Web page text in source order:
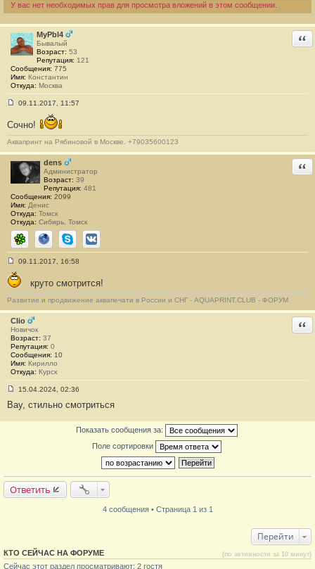
У вас нет необходимых прав для просмотра вложений в этом сообщении.
MyPbl4
Бывалый
Возраст: 53
Репутация: 121
Сообщения: 775
Имя: Константин
Откуда: Москва
о
б
щ
е
н
#
2
09.11.2017, 11:57
Сочно!
Аквапринт на Рябиновой в Москве. +79035600123
dens
Администратор
Возраст: 39
Репутация: 481
Сообщения: 2099
Имя: Денис
Откуда: Томск
Откуда: Сибирь, Томск
ICQ СайтSkypeВКонтакте
о
о
б
щ
е
н
и
3
09.11.2017, 16:58
круто смотрится!
Развитие и продвижение аквапечати в России и СНГ - AQUAPRINT.CLUB - ФОРУМ
Clio
Новичок
Возраст: 37
Репутация: 0
Сообщения: 10
Имя: Кирилло
Откуда: Курск
о
о
б
4
15.04.2024, 02:36
Вау, стильно смотриться
Показать сообщения за:
Поле сортировки
Ответить
4 сообщения • Страница 1 из 1
Перейти
КТО СЕЙЧАС НА ФОРУМЕ (по активности за 10 минут)
Сейчас этот раздел просматривают: 2 гостя